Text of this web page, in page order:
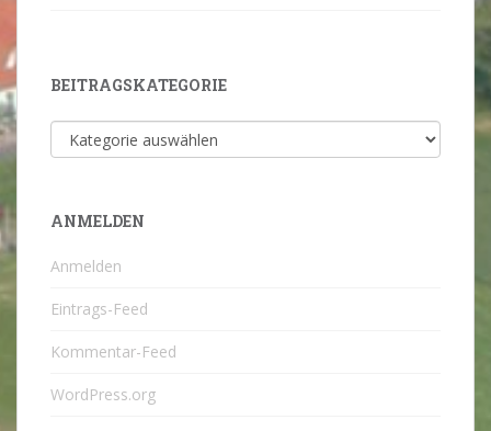
BEITRAGSKATEGORIE
Beitragskategorie
ANMELDEN
Anmelden
Eintrags-Feed
Kommentar-Feed
WordPress.org